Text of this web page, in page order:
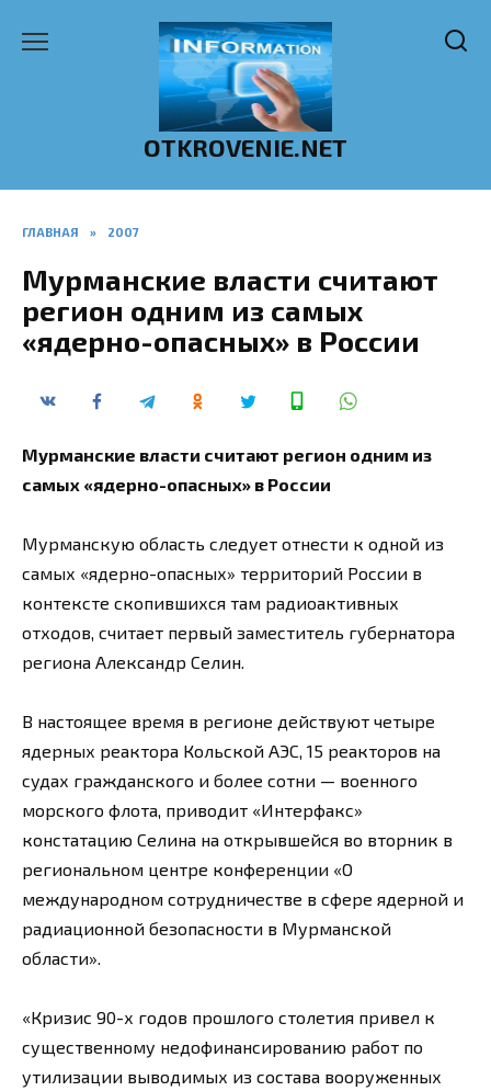
OTKROVENIE.NET
ГЛАВНАЯ » 2007
Мурманские власти считают
регион одним из самых
«ядерно-опасных» в России
Мурманские власти считают регион одним из
самых «ядерно-опасных» в России
Мурманскую область следует отнести к одной из
самых «ядерно-опасных» территорий России в
контексте скопившихся там радиоактивных
отходов, считает первый заместитель губернатора
региона Александр Селин.
В настоящее время в регионе действуют четыре
ядерных реактора Кольской АЭС, 15 реакторов на
судах гражданского и более сотни — военного
морского флота, приводит «Интерфакс»
констатацию Селина на открывшейся во вторник в
региональном центре конференции «О
международном сотрудничестве в сфере ядерной и
радиационной безопасности в Мурманской
области».
«Кризис 90-х годов прошлого столетия привел к
существенному недофинансированию работ по
утилизации выводимых из состава вооруженных